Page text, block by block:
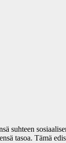
suhteen
tasoa. Tämä